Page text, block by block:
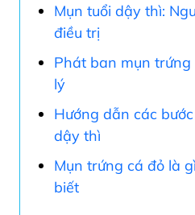
Mụn tuổi dậy thì:
điều trị
Phát ban mụn
lý
Hướng dẫn các
dậy thì
Mụn trứng cá đỏ là
biết